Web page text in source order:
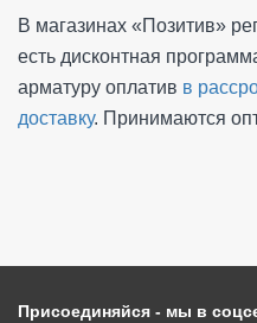
В магазинах «Позитив»
есть дисконтная
арматуру оплатив в
доставку. Принимаются
Присоединяйся - мы в